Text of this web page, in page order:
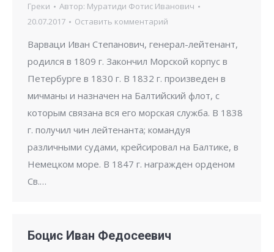
Греки Автор: Муратиди Фотис Иванович
20.07.2017
Оставить комментарий
Варваци Иван Степанович, генерал-лейтенант,
родился в 1809 г. Закончил Морской корпус в
Петербурге в 1830 г. В 1832 г. произведен в
мичманы и назначен на Балтийский флот, с
которым связана вся его морская служба. В 1838
г. получил чин лейтенанта; командуя
различными судами, крейсировал на Балтике, в
Немецком море. В 1847 г. награжден орденом
Св.…
Боцис Иван Федосеевич